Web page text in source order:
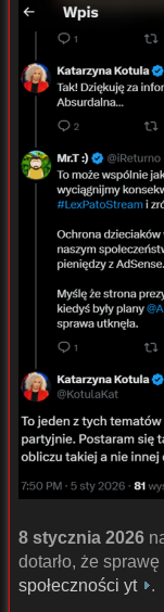
8 stycznia 2026
dotarło, że
społeczności yt
.